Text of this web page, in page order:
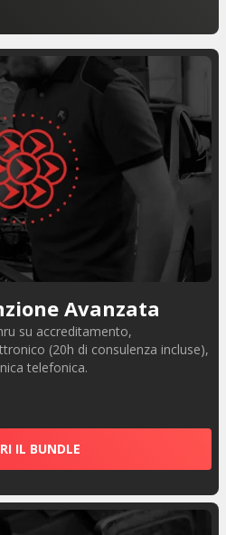
Avanzata
su accreditamento,
(20h di consulenza incluse),
telefonica.
IL BUNDLE